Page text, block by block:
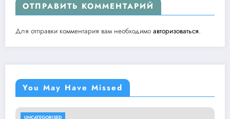
ОТПРАВИТЬ КОММЕНТАРИЙ
Для отправки комментария вам необходимо авторизоваться.
You May Have Missed